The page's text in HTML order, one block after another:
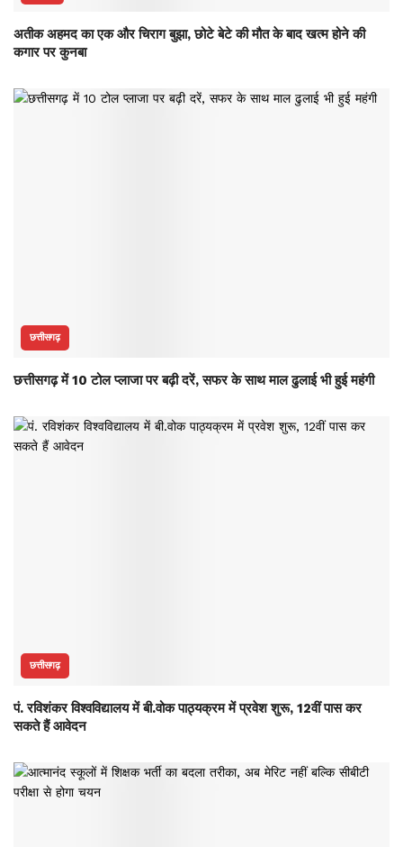
अतीक अहमद का एक और चिराग बुझा, छोटे बेटे की मौत के बाद खत्म होने की
कगार पर कुनबा
छत्तीसगढ़
छत्तीसगढ़ में 10 टोल प्लाजा पर बढ़ी दरें, सफर के साथ माल ढुलाई भी हुई महंगी
छत्तीसगढ़
पं. रविशंकर विश्वविद्यालय में बी.वोक पाठ्यक्रम में प्रवेश शुरू, 12वीं पास कर
सकते हैं आवेदन